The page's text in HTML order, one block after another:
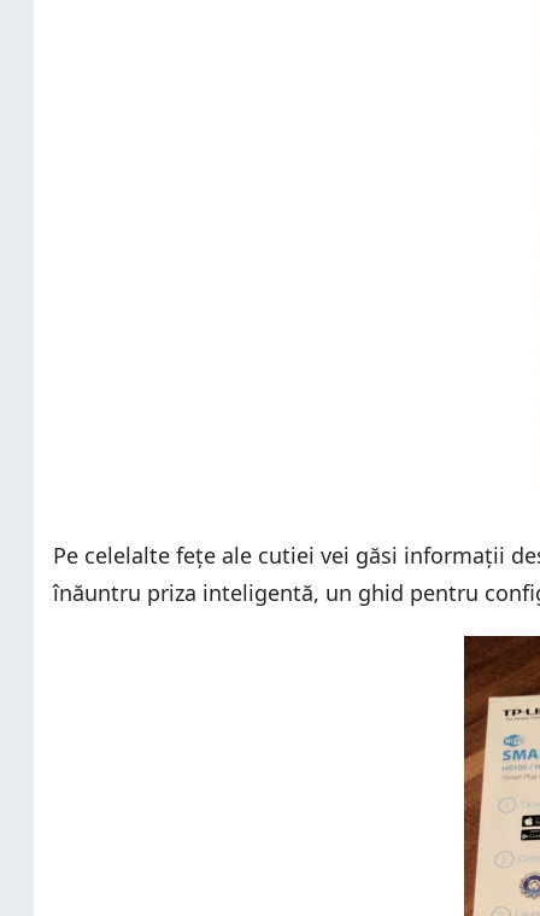
Pe celelalte fețe ale cutiei vei găsi informații
înăuntru priza inteligentă, un ghid pentru